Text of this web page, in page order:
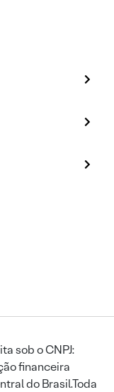
sob o CNPJ:
financeira
do Brasil.Toda